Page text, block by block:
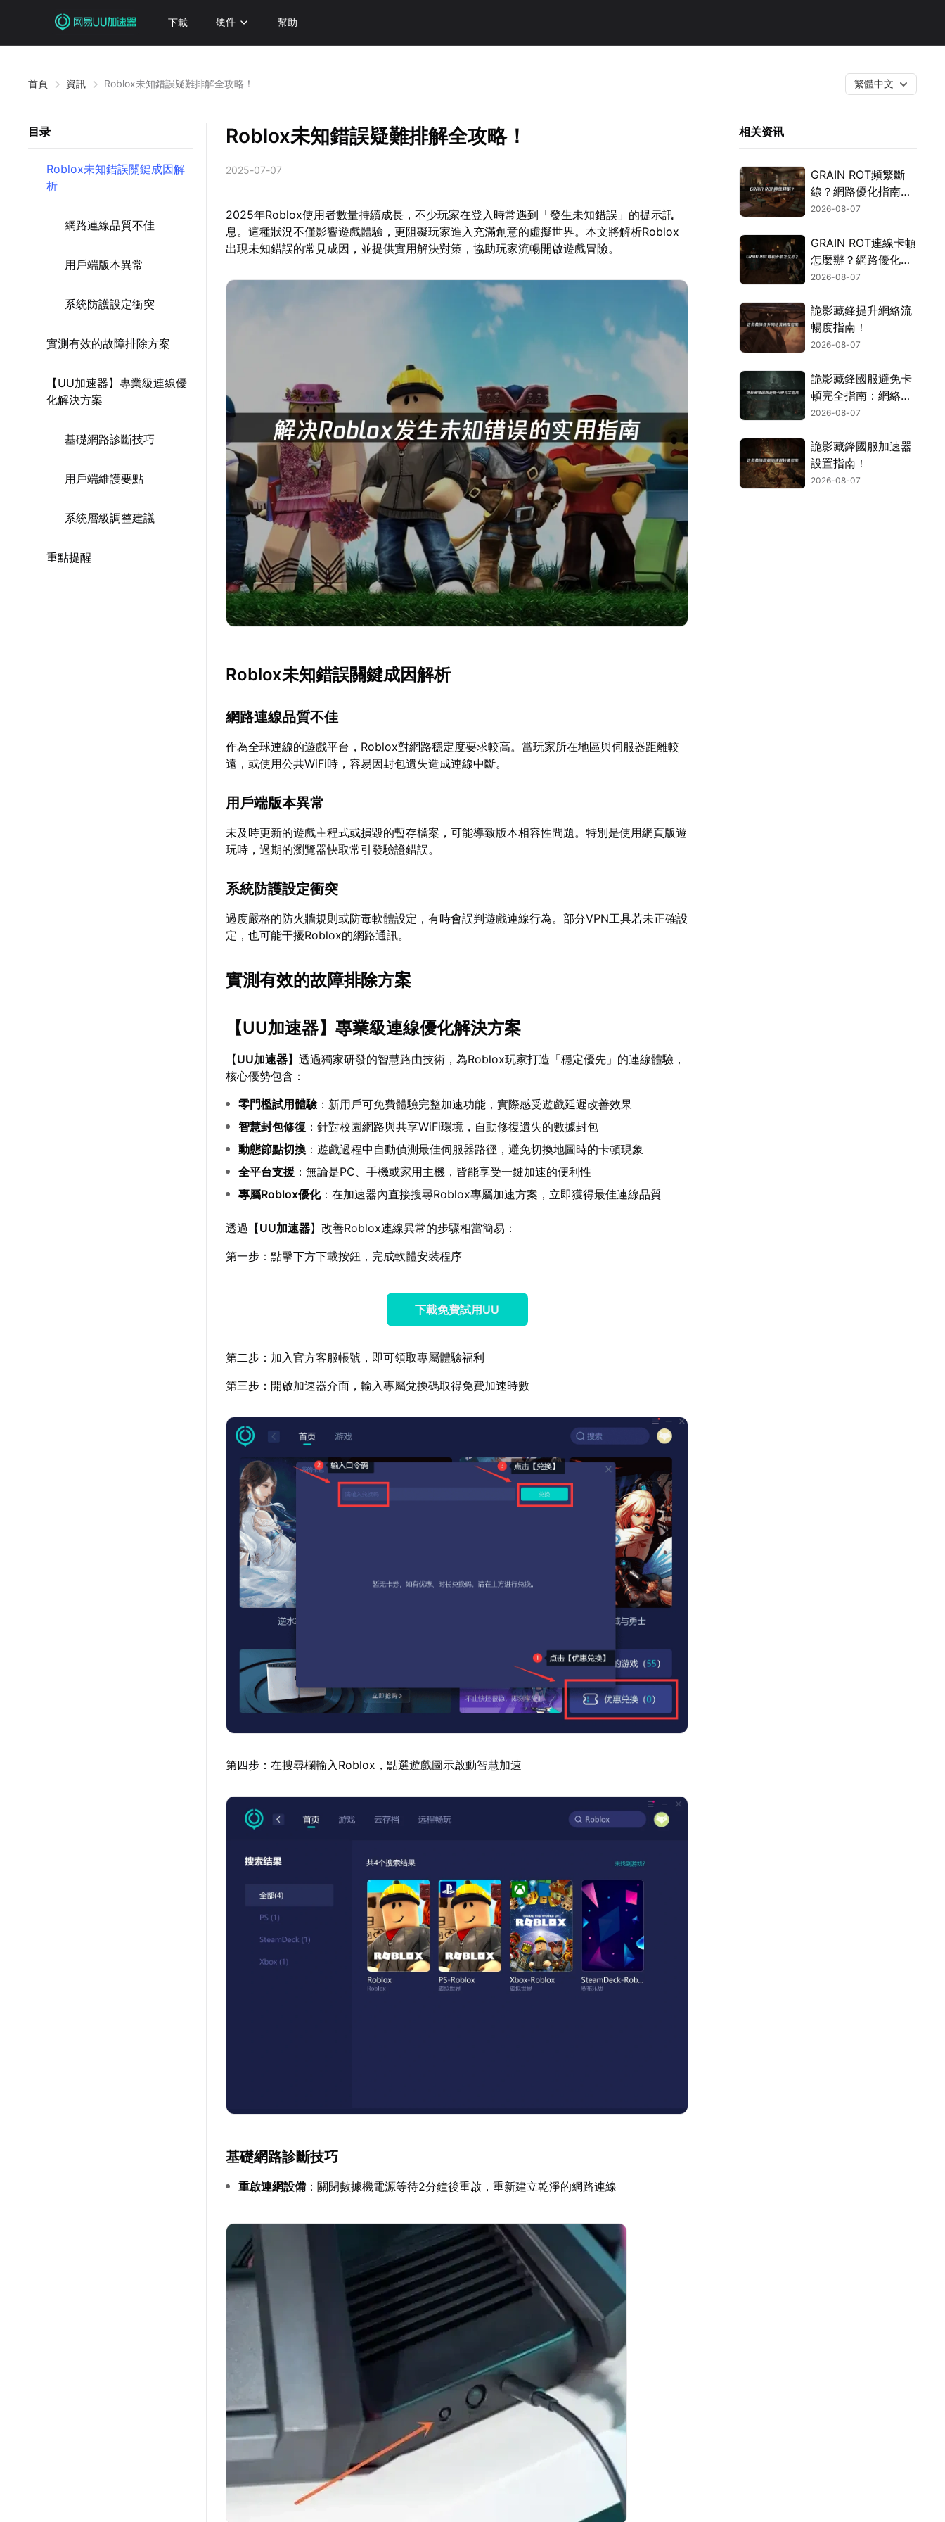
下載 硬件 幫助
首頁 資訊 Roblox未知錯誤疑難排解全攻略！ 繁體中文
目录
Roblox未知錯誤關鍵成因解
析
網路連線品質不佳
用戶端版本異常
系統防護設定衝突
實測有效的故障排除方案
【UU加速器】專業級連線優
化解決方案
基礎網路診斷技巧
用戶端維護要點
系統層級調整建議
重點提醒
Roblox未知錯誤疑難排解全攻略！
2025-07-07
2025年Roblox使用者數量持續成長，不少玩家在登入時常遇到「發生未知錯誤」的提示訊
息。這種狀況不僅影響遊戲體驗，更阻礙玩家進入充滿創意的虛擬世界。本文將解析Roblox
出現未知錯誤的常見成因，並提供實用解決對策，協助玩家流暢開啟遊戲冒險。
Roblox未知錯誤關鍵成因解析
網路連線品質不佳
作為全球連線的遊戲平台，Roblox對網路穩定度要求較高。當玩家所在地區與伺服器距離較
遠，或使用公共WiFi時，容易因封包遺失造成連線中斷。
用戶端版本異常
未及時更新的遊戲主程式或損毀的暫存檔案，可能導致版本相容性問題。特別是使用網頁版遊
玩時，過期的瀏覽器快取常引發驗證錯誤。
系統防護設定衝突
過度嚴格的防火牆規則或防毒軟體設定，有時會誤判遊戲連線行為。部分VPN工具若未正確設
定，也可能干擾Roblox的網路通訊。
實測有效的故障排除方案
【UU加速器】專業級連線優化解決方案
【UU加速器】透過獨家研發的智慧路由技術，為Roblox玩家打造「穩定優先」的連線體驗，
核心優勢包含：
零門檻試用體驗：新用戶可免費體驗完整加速功能，實際感受遊戲延遲改善效果
智慧封包修復 ：針對校園網路與共享WiFi環境，自動修復遺失的數據封包
動態節點切換 ：遊戲過程中自動偵測最佳伺服器路徑，避免切換地圖時的卡頓現象
全平台支援 ：無論是PC、手機或家用主機，皆能享受一鍵加速的便利性
專屬Roblox優化：在加速器內直接搜尋Roblox專屬加速方案，立即獲得最佳連線品質
透過【UU加速器】改善Roblox連線異常的步驟相當簡易：
第一步：點擊下方下載按鈕，完成軟體安裝程序
下載免費試用UU
第二步：加入官方客服帳號，即可領取專屬體驗福利
第三步：開啟加速器介面，輸入專屬兌換碼取得免費加速時數
第四步：在搜尋欄輸入Roblox，點選遊戲圖示啟動智慧加速
基礎網路診斷技巧
重啟連網設備 ：關閉數據機電源等待2分鐘後重啟，重新建立乾淨的網路連線
相关资讯
GRAIN ROT頻繁斷
線？網路優化指南一
次搞定！
2026-08-07
GRAIN ROT連線卡頓
怎麼辦？網路優化這
樣解決！
2026-08-07
詭影藏鋒提升網絡流
暢度指南！
2026-08-07
詭影藏鋒國服避免卡
頓完全指南：網絡優
化與解決技巧！
2026-08-07
詭影藏鋒國服加速器
設置指南！
2026-08-07